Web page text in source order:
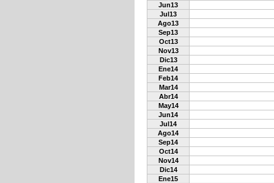
Jun13
Jul13
Ago13
Sep13
Oct13
Nov13
Dic13
Ene14
Feb14
Mar14
Abr14
May14
Jun14
Jul14
Ago14
Sep14
Oct14
Nov14
Dic14
Ene15